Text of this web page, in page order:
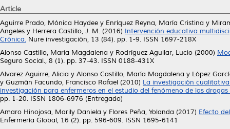
Article
Aguirre Prado, Mónica Haydee y Enríquez Reyna, María Cristina y
Angeles y Herrera Castillo, J. M. (2016) Intervención educativa
Crónica. Nure investigación, 13 (84). pp. 1-9. ISSN 1697-218X
Alonso Castillo, María Magdalena y Rodríguez Aguilar, Lucio (2000)
Seguro Social., 8 (1). pp. 37-43. ISSN 0188-431X
Alvarez Aguirre, Alicia y Alonso Castillo, María Magdalena y López
y Guzmán Facundo, Francisco Rafael (2010) La investigación
investigación para enfermeros en el estudio del fenómeno de las
pp. 1-20. ISSN 1806-6976 (Entregado)
Amaro Hinojosa, Marily Daniela y Flores Peña, Yolanda (2017) Efecto
Enfermería Global, 16 (2). pp. 596-609. ISSN 1695-6141